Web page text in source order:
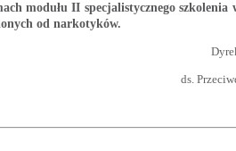
modułu II specjalistycznego szkolenia
od narkotyków.
ds.